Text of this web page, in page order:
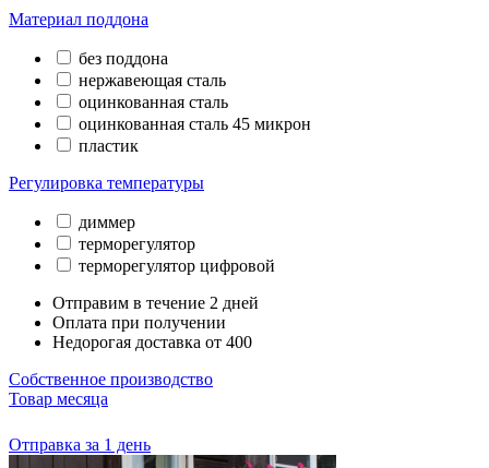
Материал поддона
без поддона
нержавеющая сталь
оцинкованная сталь
оцинкованная сталь 45 микрон
пластик
Регулировка температуры
диммер
терморегулятор
терморегулятор цифровой
Отправим в течение 2 дней
Оплата при получении
Недорогая доставка от 400
Собственное производство
Товар месяца
Отправка за 1 день